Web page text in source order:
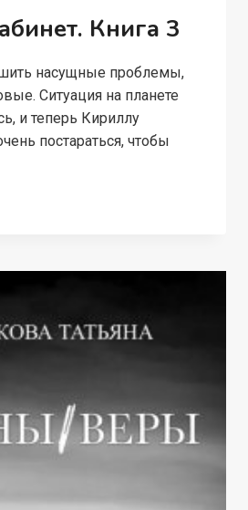
Книга 3
насущные проблемы,
Ситуация на планете
и теперь Кириллу
постараться, чтобы